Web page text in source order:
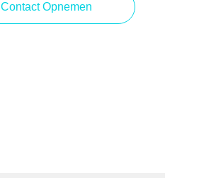
Contact Opnemen